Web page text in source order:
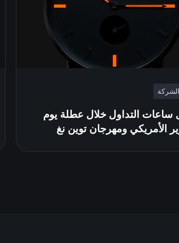
ساعات التداول خلال عطلة يوم
الأمريكي ومهرجان توين نغ